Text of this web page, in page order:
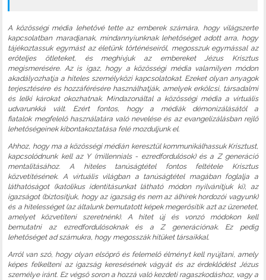
A közösségi média lehetővé tette az emberek számára, hogy világszerte
kapcsolatban maradjanak, mindannyiunknak lehetőséget adott arra, hogy
tájékoztassuk egymást az életünk történéseiről, megosszuk egymással az
erőteljes ötleteket, és meghívjuk az embereket Jézus Krisztus
megismerésére. Az is igaz, hogy a közösségi média valamilyen módon
akadályozhatja a hiteles személyközi kapcsolatokat. Ezeket olyan anyagok
terjesztésére és hozzáférésére használhatják, amelyek erkölcsi, társadalmi
és lelki károkat okozhatnak. Mindazonáltal a közösségi média a virtuális
udvarunkká vált. Ezért fontos, hogy a médiák démonizálásától a
fiatalok megfelelő használatára való nevelése és az evangelizálásban rejlő
lehetőségeinek kibontakoztatása felé mozduljunk el.
Ahhoz, hogy ma a közösségi médián keresztül kommunikálhassuk Krisztust,
kapcsolódnunk kell az Y (millennials - ezredfordulósok) és a Z generáció
mentalitásához. A hiteles tanúságtétel fontos feltétele Krisztus
közvetítésének. A virtuális világban a tanúságtétel magában foglalja a
láthatóságot (katolikus identitásunkat látható módon nyilvánítjuk ki), az
igazságot (biztosítjuk, hogy az igazság és nem az álhírek hordozói vagyunk)
és a hitelességet (az általunk bemutatott képek megerősítik azt az üzenetet,
amelyet közvetíteni szeretnénk). A hitet új és vonzó módokon kell
bemutatni az ezredfordulósoknak és a Z generációnak. Ez pedig
lehetőséget ad számukra, hogy megosszák hitüket társaikkal.
Arról van szó, hogy olyan elsöprő és felemelő élményt kell nyújtani, amely
képes felkelteni az igazság keresésének vágyát és az érdeklődést Jézus
személye iránt. Ez végső soron a hozzá való kezdeti ragaszkodáshoz, vagy a